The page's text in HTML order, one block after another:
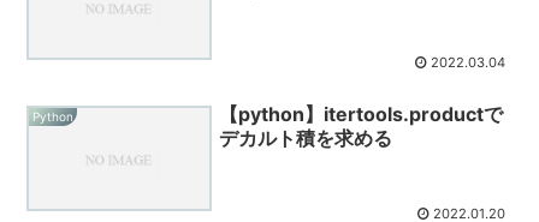
2022.03.04
Python
【python】itertools.productで
デカルト積を求める
2022.01.20